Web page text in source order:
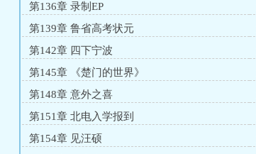
第136章 录制EP
第139章 鲁省高考状元
第142章 四下宁波
第145章 《楚门的世界》
第148章 意外之喜
第151章 北电入学报到
第154章 见汪硕